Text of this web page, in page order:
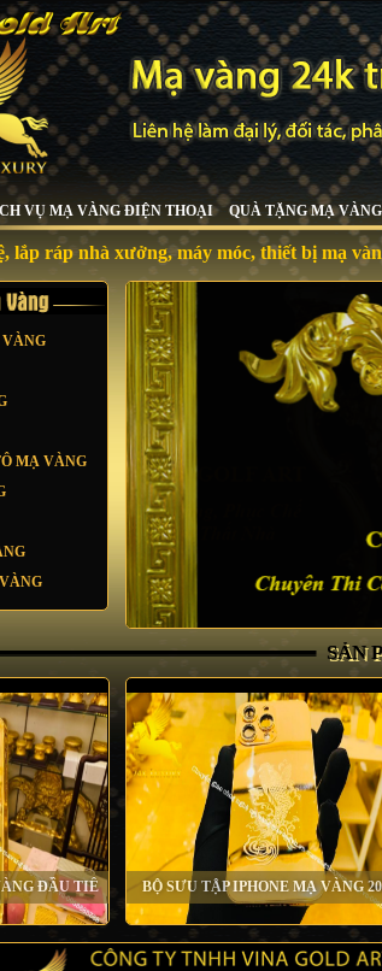
VỤ MẠ VÀNG ĐIỆN THOẠI QUÀ TẶNG MẠ VÀNG
nhà xưởng, máy móc, thiết bị mạ vàng.
MẠ VÀNG
SẢN
ĐẦU TIÊ BỘ SƯU TẬP IPHONE MẠ VÀNG